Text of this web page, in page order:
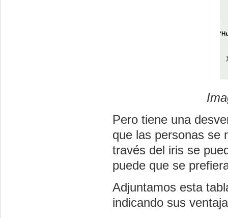
Pero tiene una
que las personas se
través del iris se
puede que se
Adjuntamos esta
indicando sus